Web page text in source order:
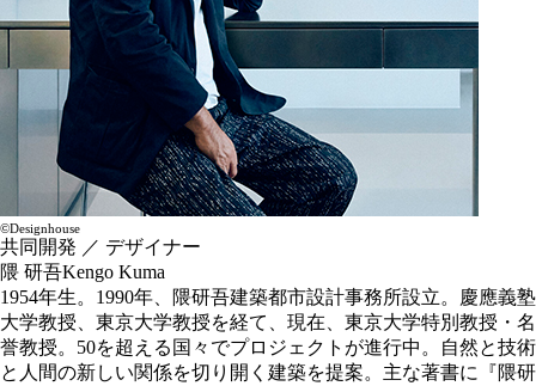
©Designhouse
共同開発 ／ デザイナー
隈 研吾Kengo Kuma
1954年生。1990年、隈研吾建築都市設計事務所設立。慶應義塾
大学教授、東京大学教授を経て、現在、東京大学特別教授・名
誉教授。50を超える国々でプロジェクトが進行中。自然と技術
と人間の新しい関係を切り開く建築を提案。主な著書に『隈研